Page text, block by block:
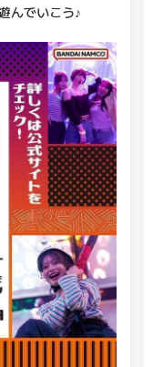
んでいこう♪